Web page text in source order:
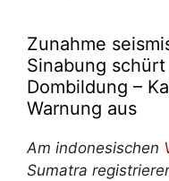
Zunahme
Sinabung
Dombildung –
Warnung aus
Am indonesischen
Sumatra